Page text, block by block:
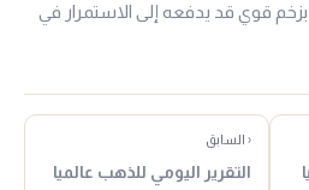
قوي قد يدفعه إلى الاستمرار في
‹ السابق
التقرير اليومي للذهب عالميا